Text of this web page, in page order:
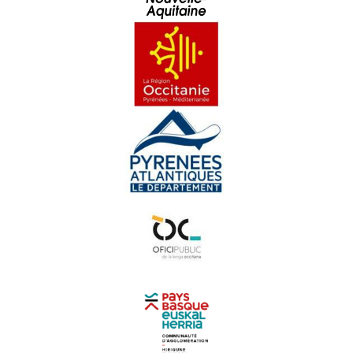
Pastorala de Bedós
Yan Cozian
Maishanta lenga : Era Sauta Banassa
Doctors de Trobar
Maishanta Lenga : Los Hilhs de la Montanha